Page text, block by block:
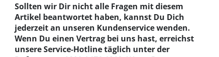
Sollten wir Dir nicht alle Fragen mit diesem
Artikel beantwortet haben, kannst Du Dich
jederzeit an unseren Kundenservice wenden.
Wenn Du einen Vertrag bei uns hast, erreichst
unsere Service-Hotline täglich unter der